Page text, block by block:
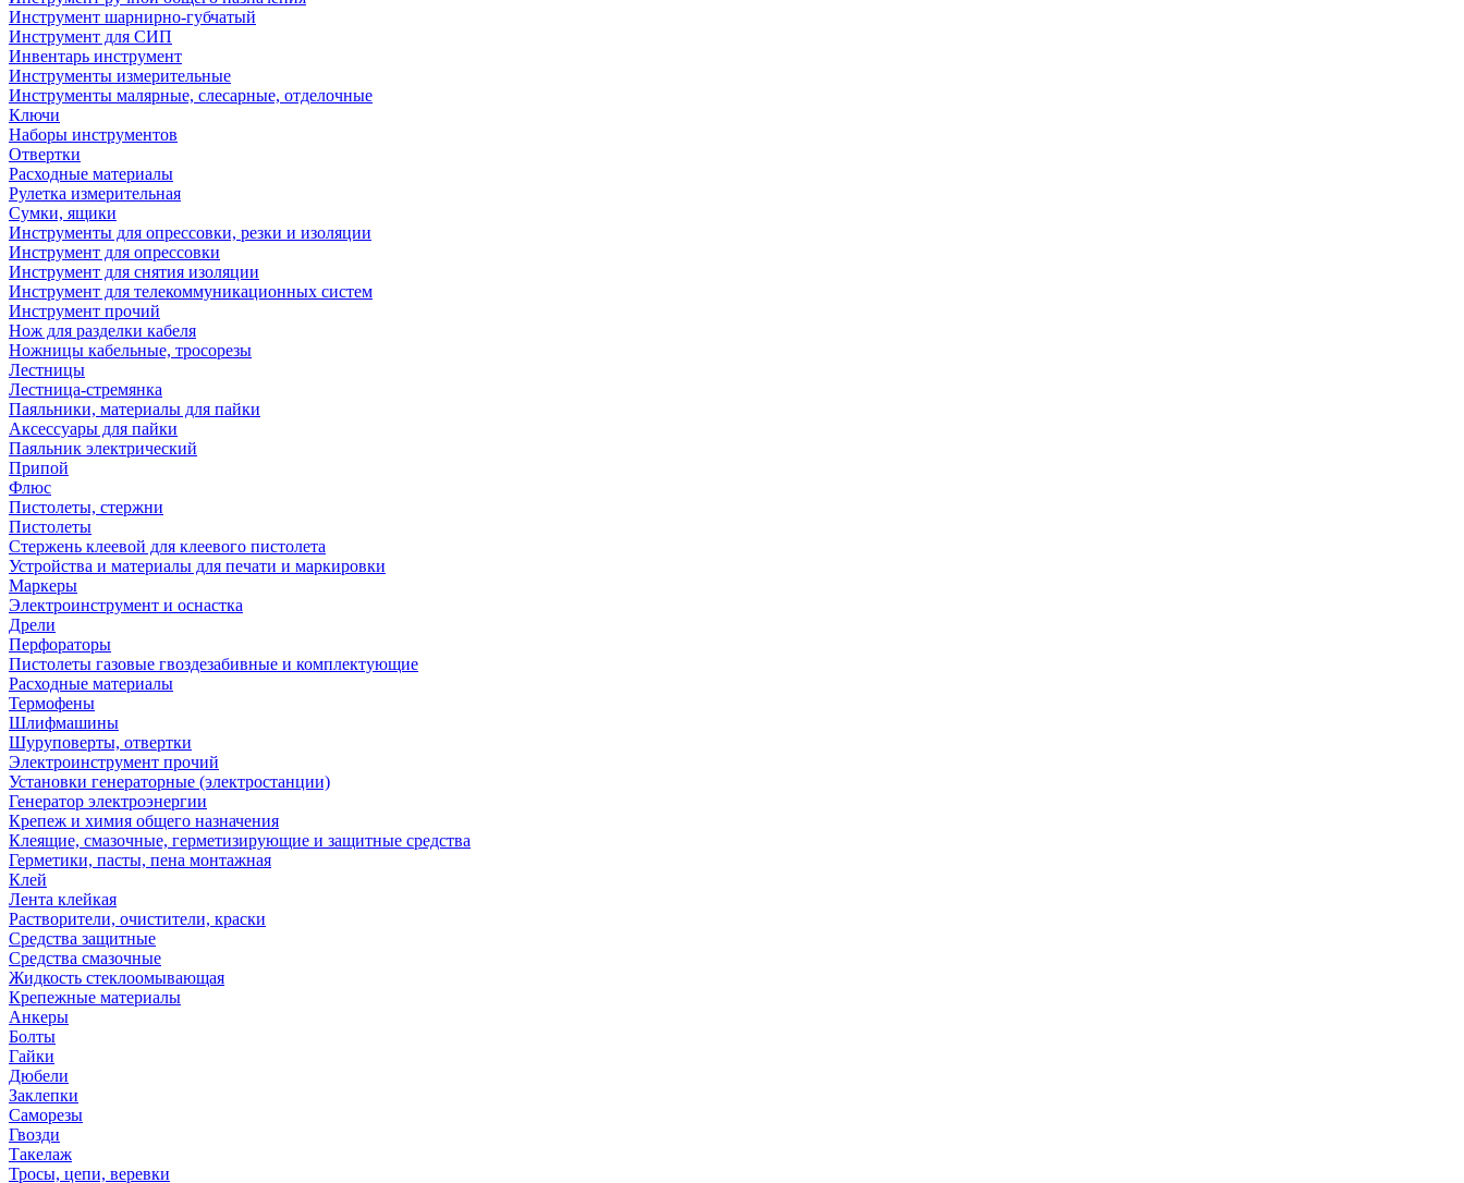
Инструмент шарнирно-губчатый
Инструмент для СИП
Инвентарь инструмент
Инструменты измерительные
Инструменты малярные, слесарные, отделочные
Ключи
Наборы инструментов
Отвертки
Расходные материалы
Рулетка измерительная
Сумки, ящики
Инструменты для опрессовки, резки и изоляции
Инструмент для опрессовки
Инструмент для снятия изоляции
Инструмент для телекоммуникационных систем
Инструмент прочий
Нож для разделки кабеля
Ножницы кабельные, тросорезы
Лестницы
Лестница-стремянка
Паяльники, материалы для пайки
Аксессуары для пайки
Паяльник электрический
Припой
Флюс
Пистолеты, стержни
Пистолеты
Стержень клеевой для клеевого пистолета
Устройства и материалы для печати и маркировки
Маркеры
Электроинструмент и оснастка
Дрели
Перфораторы
Пистолеты газовые гвоздезабивные и комплектующие
Расходные материалы
Термофены
Шлифмашины
Шуруповерты, отвертки
Электроинструмент прочий
Установки генераторные (электростанции)
Генератор электроэнергии
Крепеж и химия общего назначения
Клеящие, смазочные, герметизирующие и защитные средства
Герметики, пасты, пена монтажная
Клей
Лента клейкая
Растворители, очистители, краски
Средства защитные
Средства смазочные
Жидкость стеклоомывающая
Крепежные материалы
Анкеры
Болты
Гайки
Дюбели
Заклепки
Саморезы
Гвозди
Такелаж
Тросы, цепи, веревки